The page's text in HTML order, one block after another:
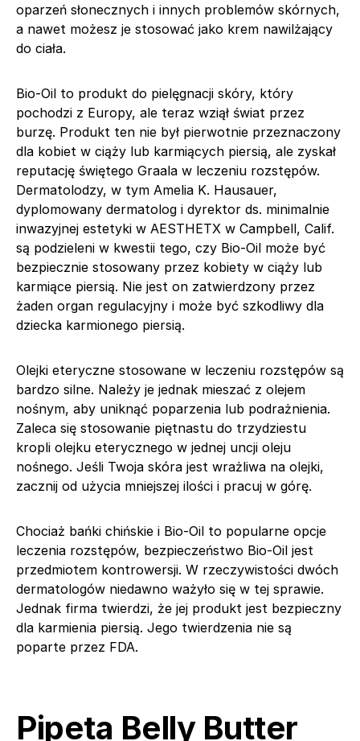
oparzeń słonecznych i innych problemów skórnych,
a nawet możesz je stosować jako krem nawilżający
do ciała.
Bio-Oil to produkt do pielęgnacji skóry, który
pochodzi z Europy, ale teraz wziął świat przez
burzę. Produkt ten nie był pierwotnie przeznaczony
dla kobiet w ciąży lub karmiących piersią, ale zyskał
reputację świętego Graala w leczeniu rozstępów.
Dermatolodzy, w tym Amelia K. Hausauer,
dyplomowany dermatolog i dyrektor ds. minimalnie
inwazyjnej estetyki w AESTHETX w Campbell, Calif.
są podzieleni w kwestii tego, czy Bio-Oil może być
bezpiecznie stosowany przez kobiety w ciąży lub
karmiące piersią. Nie jest on zatwierdzony przez
żaden organ regulacyjny i może być szkodliwy dla
dziecka karmionego piersią.
Olejki eteryczne stosowane w leczeniu rozstępów są
bardzo silne. Należy je jednak mieszać z olejem
nośnym, aby uniknąć poparzenia lub podrażnienia.
Zaleca się stosowanie piętnastu do trzydziestu
kropli olejku eterycznego w jednej uncji oleju
nośnego. Jeśli Twoja skóra jest wrażliwa na olejki,
zacznij od użycia mniejszej ilości i pracuj w górę.
Chociaż bańki chińskie i Bio-Oil to popularne opcje
leczenia rozstępów, bezpieczeństwo Bio-Oil jest
przedmiotem kontrowersji. W rzeczywistości dwóch
dermatologów niedawno ważyło się w tej sprawie.
Jednak firma twierdzi, że jej produkt jest bezpieczny
dla karmienia piersią. Jego twierdzenia nie są
poparte przez FDA.
Pipeta Belly Butter